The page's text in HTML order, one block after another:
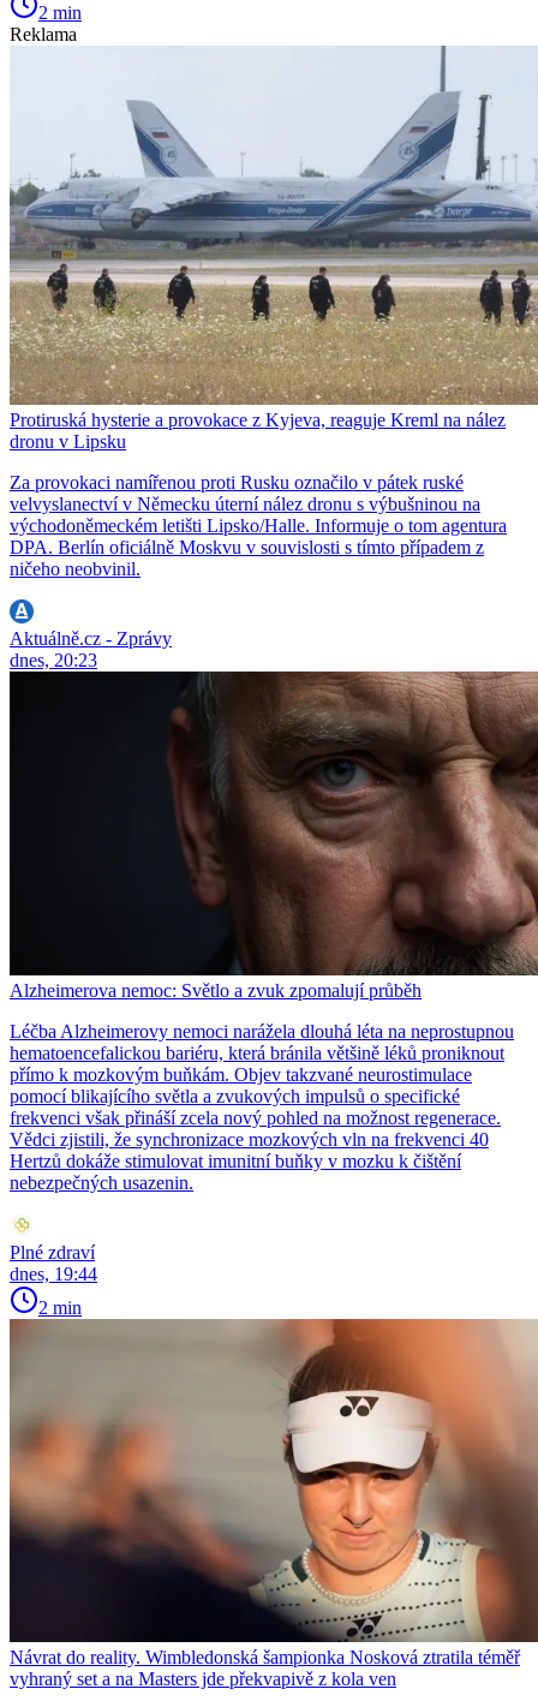
2 min
Reklama
Protiruská hysterie a provokace z Kyjeva, reaguje Kreml na nález
dronu v Lipsku
Za provokaci namířenou proti Rusku označilo v pátek ruské
velvyslanectví v Německu úterní nález dronu s výbušninou na
východoněmeckém letišti Lipsko/Halle. Informuje o tom agentura
DPA. Berlín oficiálně Moskvu v souvislosti s tímto případem z
ničeho neobvinil.
Aktuálně.cz - Zprávy
dnes, 20:23
Alzheimerova nemoc: Světlo a zvuk zpomalují průběh
Léčba Alzheimerovy nemoci narážela dlouhá léta na neprostupnou
hematoencefalickou bariéru, která bránila většině léků proniknout
přímo k mozkovým buňkám. Objev takzvané neurostimulace
pomocí blikajícího světla a zvukových impulsů o specifické
frekvenci však přináší zcela nový pohled na možnost regenerace.
Vědci zjistili, že synchronizace mozkových vln na frekvenci 40
Hertzů dokáže stimulovat imunitní buňky v mozku k čištění
nebezpečných usazenin.
Plné zdraví
dnes, 19:44
2 min
Návrat do reality. Wimbledonská šampionka Nosková ztratila téměř
vyhraný set a na Masters jde překvapivě z kola ven